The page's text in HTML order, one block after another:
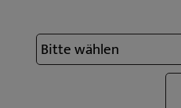
BMW 3er Compact (TYP: E36) Bj.: 03/
BMW 3er Cabrio (TYP: E36) Facelift Bj.: 10/
BMW 3er Cabrio (TYP: E36) Bj.: 03/1993 -